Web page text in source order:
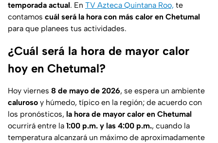
temporada actual. En TV Azteca Quintana Roo, te
contamos cuál será la hora con más calor en Chetumal
para que planees tus actividades.
¿Cuál será la hora de mayor calor
hoy en Chetumal?
Hoy viernes 8 de mayo de 2026, se espera un ambiente
caluroso y húmedo, típico en la región; de acuerdo con
los pronósticos, la hora de mayor calor en Chetumal
ocurrirá entre la 1:00 p.m. y las 4:00 p.m., cuando la
temperatura alcanzará un máximo de aproximadamente